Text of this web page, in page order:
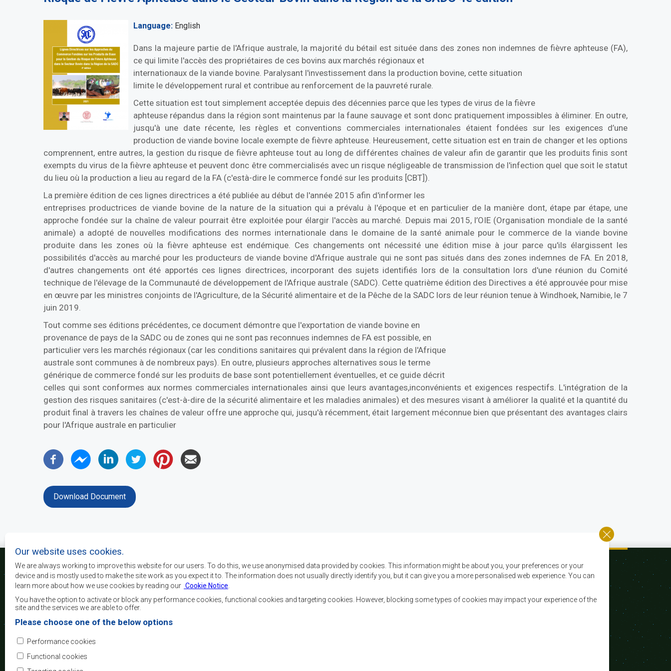
Language English
Dans la majeure partie de l'Afrique australe, la majorité du bétail est située dans des zones non indemnes de fièvre aphteuse (FA),
ce qui limite l'accès des propriétaires de ces bovins aux marchés régionaux et
internationaux de la viande bovine. Paralysant l'investissement dans la production bovine, cette situation
limite le développement rural et contribue au renforcement de la pauvreté rurale.
Cette situation est tout simplement acceptée depuis des décennies parce que les types de virus de la fièvre
aphteuse répandus dans la région sont maintenus par la faune sauvage et sont donc pratiquement impossibles à éliminer. En outre,
jusqu'à une date récente, les règles et conventions commerciales internationales étaient fondées sur les exigences d’une
production de viande bovine locale exempte de fièvre aphteuse. Heureusement, cette situation est en train de changer et les options
comprennent, entre autres, la gestion du risque de fièvre aphteuse tout au long de différentes chaînes de valeur afin de garantir que les produits finis sont
exempts du virus de la fièvre aphteuse et peuvent donc être commercialisés avec un risque négligeable de transmission de l'infection quel que soit le statut
du lieu où la production a lieu au regard de la FA (c'està-dire le commerce fondé sur les produits [CBT]).
La première édition de ces lignes directrices a été publiée au début de l'année 2015 afin d'informer les
entreprises productrices de viande bovine de la nature de la situation qui a prévalu à l'époque et en particulier de la manière dont, étape par étape, une
approche fondée sur la chaîne de valeur pourrait être exploitée pour élargir l'accès au marché. Depuis mai 2015, l’OIE (Organisation mondiale de la santé
animale) a adopté de nouvelles modifications des normes internationale dans le domaine de la santé animale pour le commerce de la viande bovine
produite dans les zones où la fièvre aphteuse est endémique. Ces changements ont nécessité une édition mise à jour parce qu'ils élargissent les
possibilités d'accès au marché pour les producteurs de viande bovine d'Afrique australe qui ne sont pas situés dans des zones indemnes de FA. En 2018,
d'autres changements ont été apportés ces lignes directrices, incorporant des sujets identifiés lors de la consultation lors d'une réunion du Comité
technique de l'élevage de la Communauté de développement de l'Afrique australe (SADC). Cette quatrième édition des Directives a été approuvée pour mise
en œuvre par les ministres conjoints de l'Agriculture, de la Sécurité alimentaire et de la Pêche de la SADC lors de leur réunion tenue à Windhoek, Namibie, le 7
juin 2019.
Tout comme ses éditions précédentes, ce document démontre que l'exportation de viande bovine en
provenance de pays de la SADC ou de zones qui ne sont pas reconnues indemnes de FA est possible, en
particulier vers les marchés régionaux (car les conditions sanitaires qui prévalent dans la région de l'Afrique
australe sont communes à de nombreux pays). En outre, plusieurs approches alternatives sous le terme
générique de commerce fondé sur les produits de base sont potentiellement éventuelles, et ce guide décrit
celles qui sont conformes aux normes commerciales internationales ainsi que leurs avantages,inconvénients et exigences respectifs. L'intégration de la
gestion des risques sanitaires (c'est-à-dire de la sécurité alimentaire et les maladies animales) et des mesures visant à améliorer la qualité et la quantité du
produit final à travers les chaînes de valeur offre une approche qui, jusqu'à récemment, était largement méconnue bien que présentant des avantages clairs
pour l'Afrique australe en particulier
Download Document
The main objectives of SADC are to achieve
development, peace and security, and economic
Africa, and support the socially disadvantaged
development.
Our website uses cookies.
We are always working to improve this website for our users. To do this, we use anonymised data provided by cookies. This information might be about you, your preferences or your
device and is mostly used to make the site work as you expect it to. The information does not usually directly identify you, but it can give you a more personalised web experience. You can
learn more about how we use cookies by reading our Cookie Notice
You have the option to activate or block any performance cookies, functional cookies and targeting cookies. However, blocking some types of cookies may impact your experience of the
site and the services we are able to offer.
Please choose one of the below options
Performance cookies
Functional cookies